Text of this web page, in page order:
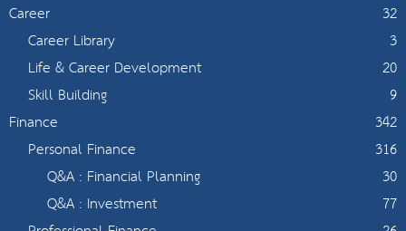
Career
32
Career Library
3
Life & Career Development
20
Skill Building
9
Finance
342
Personal Finance
316
Q&A : Financial Planning
30
Q&A : Investment
77